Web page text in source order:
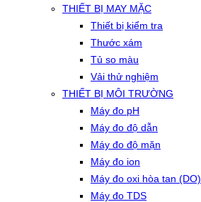
THIẾT BỊ MAY MẶC
Thiết bị kiểm tra
Thước xám
Tủ so màu
Vải thử nghiệm
THIẾT BỊ MÔI TRƯỜNG
Máy đo pH
Máy đo độ dẫn
Máy đo độ mặn
Máy đo ion
Máy đo oxi hòa tan (DO)
Máy đo TDS